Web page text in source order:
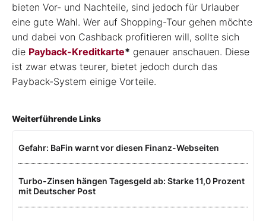
bieten Vor- und Nachteile, sind jedoch für Urlauber
eine gute Wahl. Wer auf Shopping-Tour gehen möchte
und dabei von Cashback profitieren will, sollte sich
die Payback-Kreditkarte* genauer anschauen. Diese
ist zwar etwas teurer, bietet jedoch durch das
Payback-System einige Vorteile.
Weiterführende Links
Gefahr: BaFin warnt vor diesen Finanz-Webseiten
Turbo-Zinsen hängen Tagesgeld ab: Starke 11,0 Prozent
mit Deutscher Post